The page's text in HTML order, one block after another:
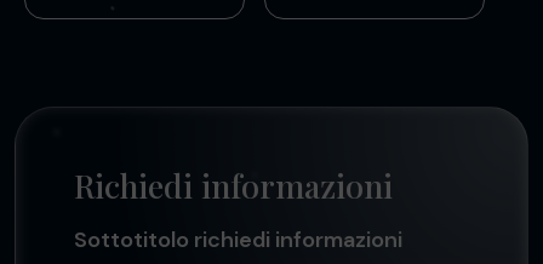
Richiedi informazioni
Sottotitolo richiedi informazioni